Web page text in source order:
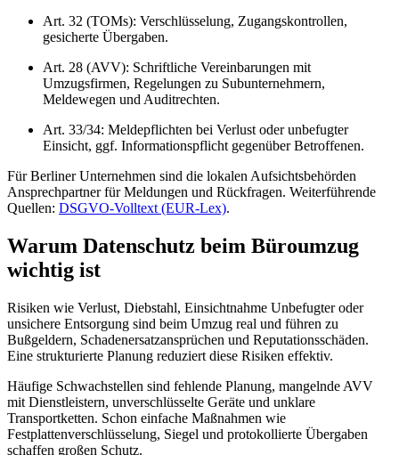
Art. 32 (TOMs): Verschlüsselung, Zugangskontrollen,
gesicherte Übergaben.
Art. 28 (AVV): Schriftliche Vereinbarungen mit
Umzugsfirmen, Regelungen zu Subunternehmern,
Meldewegen und Auditrechten.
Art. 33/34: Meldepflichten bei Verlust oder unbefugter
Einsicht, ggf. Informationspflicht gegenüber Betroffenen.
Für Berliner Unternehmen sind die lokalen Aufsichtsbehörden
Ansprechpartner für Meldungen und Rückfragen. Weiterführende
Quellen: DSGVO‑Volltext (EUR‑Lex).
Warum Datenschutz beim Büroumzug
wichtig ist
Risiken wie Verlust, Diebstahl, Einsichtnahme Unbefugter oder
unsichere Entsorgung sind beim Umzug real und führen zu
Bußgeldern, Schadenersatzansprüchen und Reputationsschäden.
Eine strukturierte Planung reduziert diese Risiken effektiv.
Häufige Schwachstellen sind fehlende Planung, mangelnde AVV
mit Dienstleistern, unverschlüsselte Geräte und unklare
Transportketten. Schon einfache Maßnahmen wie
Festplattenverschlüsselung, Siegel und protokollierte Übergaben
schaffen großen Schutz.